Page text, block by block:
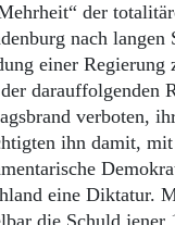
der
nach langen
einer Regierung
darauffolgenden
verboten,
ihn damit,
eine Diktatur.
die Schuld